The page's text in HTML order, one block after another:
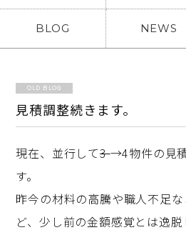
BLOG NEWS
OLD BLOG
見積調整続きます。
現在、並行して3→4物件の見
す。
昨今の材料の高騰や職人不足
ど、少し前の金額感覚とは逸